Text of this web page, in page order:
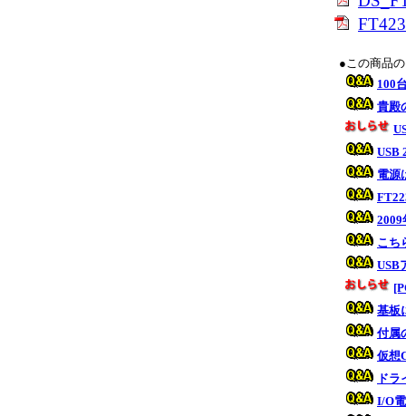
●この商品
100
貴殿
USB
電源
2009
こち
USB
基板
付属
仮想
ド
I/O